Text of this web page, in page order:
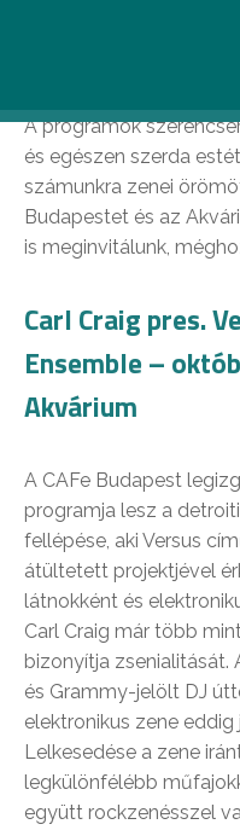
A programok
és egészen szerda
számunkra zenei
Budapestet és az
is meginvitálunk,
Carl Craig pres.
Ensemble –
Akvárium
A CAFe Budapest
programja lesz a
fellépése, aki Versus
átültetett projektjével
látnokként és
Carl Craig már több
bizonyítja zsenialitását.
és Grammy-jelölt DJ
elektronikus zene
Lelkesedése a zene
legkülönfélébb
együtt rockzenésszel